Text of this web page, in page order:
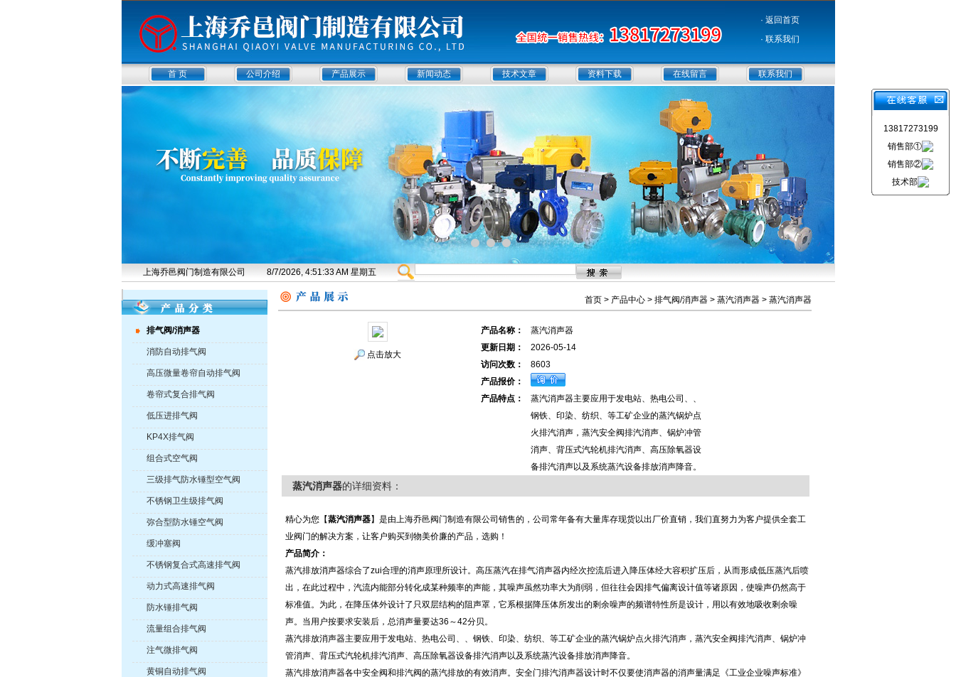
· 返回首页
· 联系我们
首 页 公司介绍 产品展示 新闻动态 技术文章 资料下载 在线留言 联系我们
上海乔邑阀门制造有限公司 8/7/2026, 4:51:34 AM 星期五
排气阀/消声器
消防自动排气阀
高压微量卷帘自动排气阀
卷帘式复合排气阀
低压进排气阀
KP4X排气阀
组合式空气阀
三级排气防水锤型空气阀
不锈钢卫生级排气阀
弥合型防水锤空气阀
缓冲塞阀
不锈钢复合式高速排气阀
动力式高速排气阀
防水锤排气阀
流量组合排气阀
注气微排气阀
黄铜自动排气阀
首页> 产品中心> 排气阀/消声器> 蒸汽消声器> 蒸汽消声器
点击放大
产品名称：
蒸汽消声器
更新日期：
2026-05-14
访问次数：
8603
产品报价：
产品特点：
蒸汽消声器主要应用于发电站、热电公司、、
钢铁、印染、纺织、等工矿企业的蒸汽锅炉点
火排汽消声，蒸汽安全阀排汽消声、锅炉冲管
消声、背压式汽轮机排汽消声、高压除氧器设
备排汽消声以及系统蒸汽设备排放消声降音。
蒸汽消声器的详细资料：
精心为您【蒸汽消声器】是由上海乔邑阀门制造有限公司销售的，公司常年备有大量库存现货以出厂价直销，我们直努力为客户提供全套工
业阀门的解决方案，让客户购买到物美价廉的产品，选购！
产品简介：
蒸汽排放消声器综合了zui合理的消声原理所设计。高压蒸汽在排气消声器内经次控流后进入降压体经大容积扩压后，从而形成低压蒸汽后喷
出，在此过程中，汽流内能部分转化成某种频率的声能，其噪声虽然功率大为削弱，但往往会因排气偏离设计值等诸原因，使噪声仍然高于
标准值。为此，在降压体外设计了只双层结构的阻声罩，它系根据降压体所发出的剩余噪声的频谱特性所是设计，用以有效地吸收剩余噪
声。当用户按要求安装后，总消声量要达36～42分贝。
蒸汽排放消声器主要应用于发电站、热电公司、、钢铁、印染、纺织、等工矿企业的蒸汽锅炉点火排汽消声，蒸汽安全阀排汽消声、锅炉冲
管消声、背压式汽轮机排汽消声、高压除氧器设备排汽消声以及系统蒸汽设备排放消声降音。
蒸汽排放消声器各中安全阀和排汽阀的蒸汽排放的有效消声。安全门排汽消声器设计时不仅要使消声器的消声量满足《工业企业噪声标准》
13817273199
销售部①
销售部②
技术部